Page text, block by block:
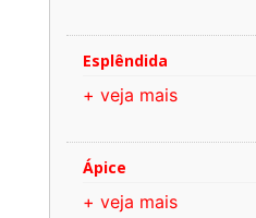
Esplêndida
+ veja mais
Ápice
+ veja mais